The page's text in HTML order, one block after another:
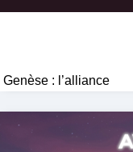
Genèse : l’alliance